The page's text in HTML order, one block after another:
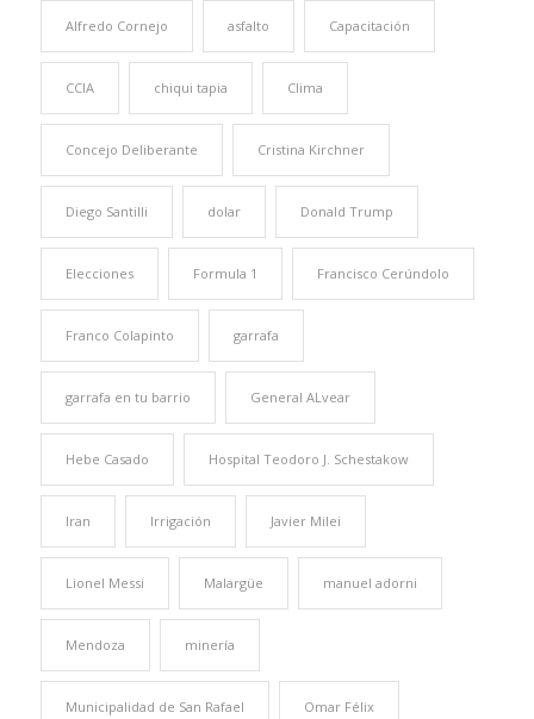
Alfredo Cornejo asfalto Capacitación
CCIA chiqui tapia Clima
Concejo Deliberante Cristina Kirchner
Diego Santilli dolar Donald Trump
Elecciones Formula 1 Francisco Cerúndolo
Franco Colapinto garrafa
garrafa en tu barrio General ALvear
Hebe Casado Hospital Teodoro J. Schestakow
Iran Irrigación Javier Milei
Lionel Messi Malargüe manuel adorni
Mendoza minería
Municipalidad de San Rafael Omar Félix